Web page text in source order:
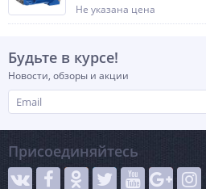
Не указана цена
Будьте в курсе!
Новости, обзоры и акции
Присоединяйтесь